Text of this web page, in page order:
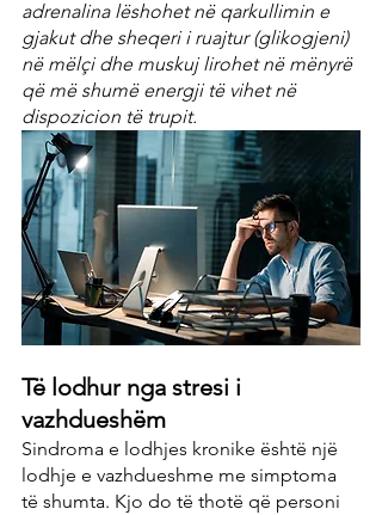
adrenalina lëshohet në qarkullimin e
gjakut dhe sheqeri i ruajtur (glikogjeni)
në mëlçi dhe muskuj lirohet në mënyrë
që më shumë energji të vihet në
dispozicion të trupit.
Të lodhur nga stresi i
vazhdueshëm
Sindroma e lodhjes kronike është një
lodhje e vazhdueshme me simptoma
të shumta. Kjo do të thotë që personi